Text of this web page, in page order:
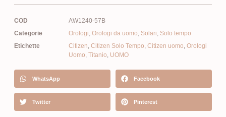
COD
AW1240-57B
Categorie
Orologi, Orologi da uomo, Solari, Solo tempo
Etichette
Citizen, Citizen Solo Tempo, Citizen uomo, Orologi
Uomo, Titanio, UOMO
WhatsApp Facebook
Twitter Pinterest